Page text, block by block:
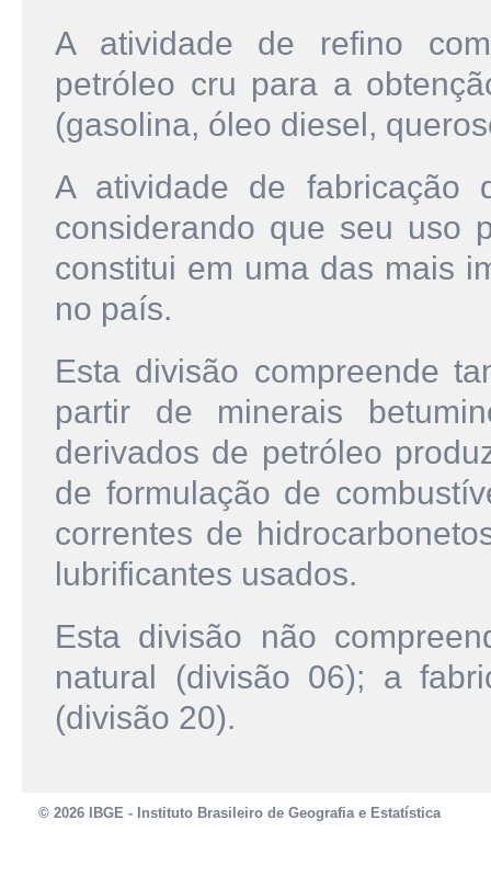
A atividade de refino
petróleo cru para a
(gasolina, óleo diesel,
A atividade de fabricação
considerando que seu uso
constitui em uma das mais
no país.
Esta divisão compreende
partir de minerais
derivados de petróleo
de formulação de
correntes de
lubrificantes usados.
Esta divisão não
natural (divisão 06); a
(divisão 20).
© 2026 IBGE - Instituto Brasileiro de Geografia e Estatística